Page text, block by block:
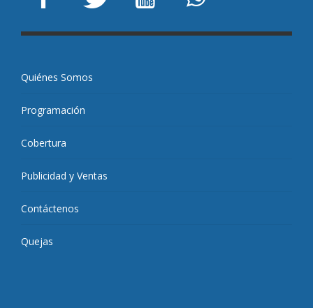
Quiénes Somos
Programación
Cobertura
Publicidad y Ventas
Contáctenos
Quejas